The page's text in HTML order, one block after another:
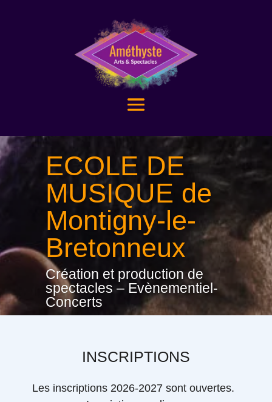
ECOLE DE
MUSIQUE de
Montigny-le-
Bretonneux
Création et production de
spectacles – Evènementiel-
Concerts
INSCRIPTIONS
Les inscriptions 2026-2027 sont ouvertes.